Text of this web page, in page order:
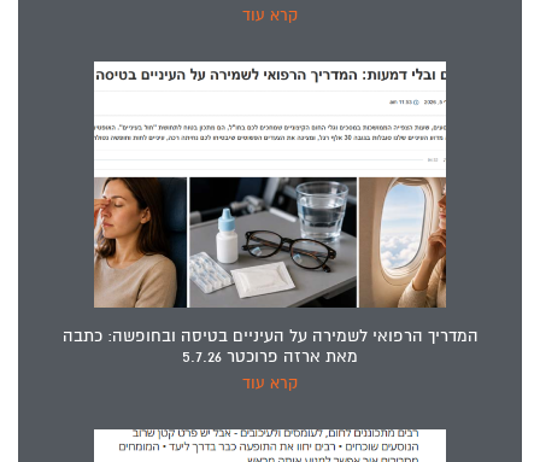
קרא עוד
המדריך הרפואי לשמירה על העיניים בטיסה ובחופשה: כתבה
מאת ארזה פרוכטר 5.7.26
קרא עוד